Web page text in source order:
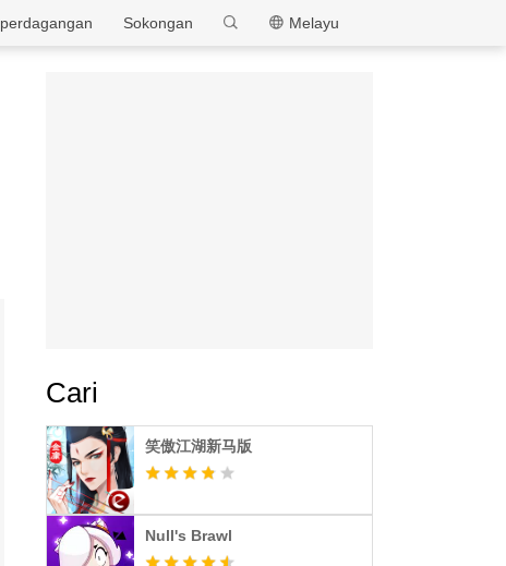
MEmu
Melayu
Sokongan
perdagangan
Cari
笑傲江湖新马版
Null's Brawl